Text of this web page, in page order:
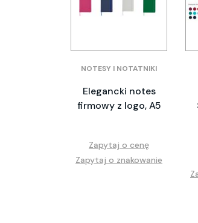
NOTESY I NOTATNIKI
Elegancki notes
firmowy z logo, A5
Zapytaj o cenę
Zapytaj o znakowanie